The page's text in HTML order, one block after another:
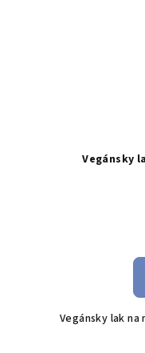
Vegánsky
Vegánsky lak